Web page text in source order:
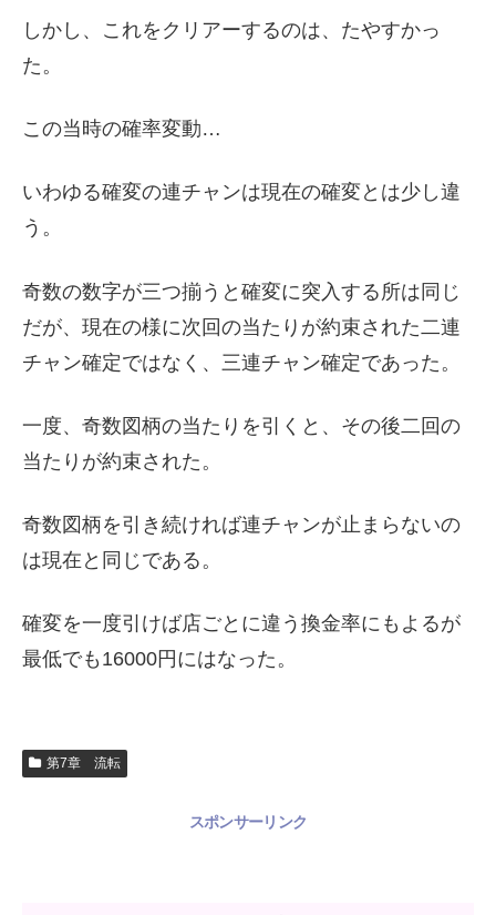
しかし、これをクリアーするのは、たやすかっ
た。
この当時の確率変動…
いわゆる確変の連チャンは現在の確変とは少し違
う。
奇数の数字が三つ揃うと確変に突入する所は同じ
だが、現在の様に次回の当たりが約束された二連
チャン確定ではなく、三連チャン確定であった。
一度、奇数図柄の当たりを引くと、その後二回の
当たりが約束された。
奇数図柄を引き続ければ連チャンが止まらないの
は現在と同じである。
確変を一度引けば店ごとに違う換金率にもよるが
最低でも16000円にはなった。
第7章 流転
スポンサーリンク